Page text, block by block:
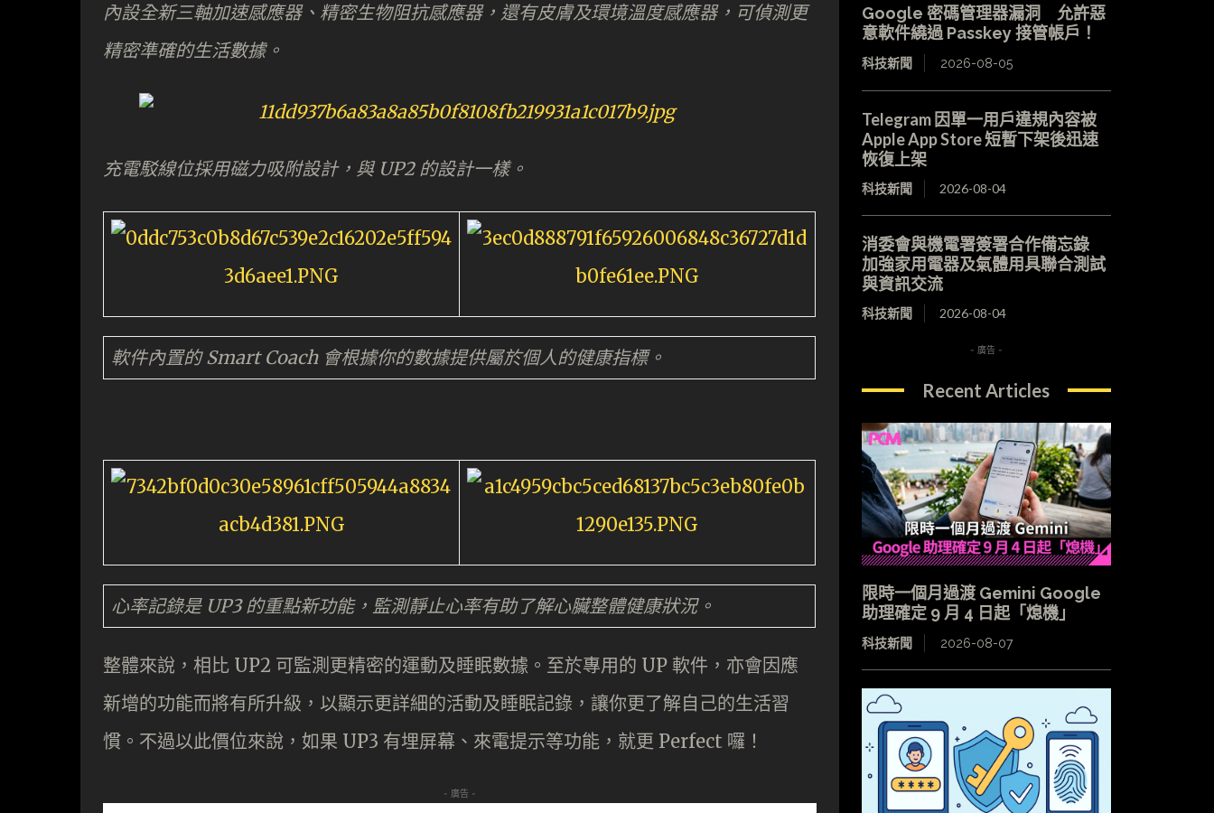
內設全新三軸加速感應器、精密生物阻抗感應器，還有皮膚及環境溫度感應器，可偵測更
精密準確的生活數據。
充電駁線位採用磁力吸附設計，與 UP2 的設計一樣。
軟件內置的 Smart Coach 會根據你的數據提供屬於個人的健康指標。
心率記錄是 UP3 的重點新功能，監測靜止心率有助了解心臟整體健康狀況。
整體來說，相比 UP2 可監測更精密的運動及睡眠數據。至於專用的 UP 軟件，亦會因應
新增的功能而將有所升級，以顯示更詳細的活動及睡眠記錄，讓你更了解自己的生活習
慣。不過以此價位來說，如果 UP3 有埋屏幕、來電提示等功能，就更 Perfect 囉！
- 廣告 -
Google 密碼管理器漏洞 允許惡
意軟件繞過 Passkey 接管帳戶！
科技新聞 2026-08-05
Telegram 因單一用戶違規內容被
Apple App Store 短暫下架後迅速
恢復上架
科技新聞 2026-08-04
消委會與機電署簽署合作備忘錄
加強家用電器及氣體用具聯合測試
與資訊交流
科技新聞 2026-08-04
- 廣告 -
Recent Articles
限時一個月過渡 Gemini Google
助理確定 9 月 4 日起「熄機」
科技新聞 2026-08-07